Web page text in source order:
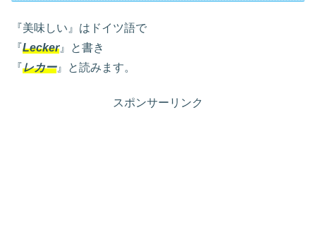
『美味しい』はドイツ語で
『Lecker』と書き
『レカー』と読みます。
スポンサーリンク